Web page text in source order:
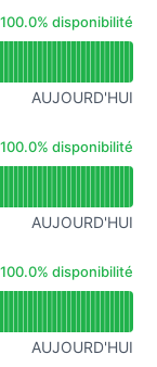
100% - disponibilité
100.0% disponibilité
AUJOURD'HUI
100% - disponibilité
100.0% disponibilité
AUJOURD'HUI
100% - disponibilité
100.0% disponibilité
AUJOURD'HUI